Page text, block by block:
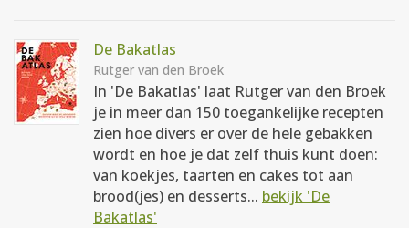
De Bakatlas
Rutger van den Broek
In 'De Bakatlas' laat Rutger van den Broek
je in meer dan 150 toegankelijke recepten
zien hoe divers er over de hele gebakken
wordt en hoe je dat zelf thuis kunt doen:
van koekjes, taarten en cakes tot aan
brood(jes) en desserts... bekijk 'De
Bakatlas'